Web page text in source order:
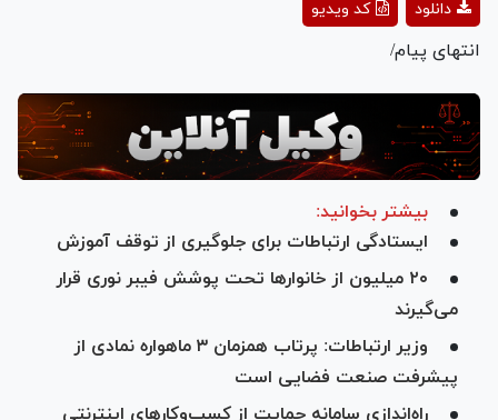
کد ویدیو دانلود
انتهای پیام/
بیشتر بخوانید:
ایستادگی ارتباطات برای جلوگیری از توقف آموزش
۲۰ میلیون از خانوارها تحت پوشش فیبر نوری قرار
می‌گیرند
وزیر ارتباطات: پرتاب همزمان ۳ ماهواره نمادی از
پیشرفت صنعت فضایی است
راه‌اندازی سامانه حمایت از کسب‌وکارهای اینترنتی